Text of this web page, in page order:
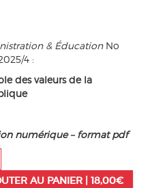
& ÉducationNo
4 :
des valeurs de la
numérique – format pdf
AU PANIER | 18,00€